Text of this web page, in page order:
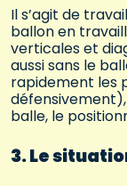
Il s’agit de
ballon en
verticales et
aussi sans le
rapidement les
balle, le
3. Le